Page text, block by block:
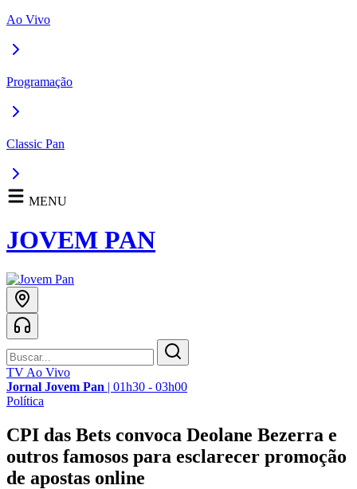
Ao Vivo
Programação
Classic Pan
MENU
JOVEM PAN
TV Ao Vivo
Jornal Jovem Pan | 01h30 - 03h00
Política
CPI das Bets convoca Deolane Bezerra e
outros famosos para esclarecer promoção
de apostas online